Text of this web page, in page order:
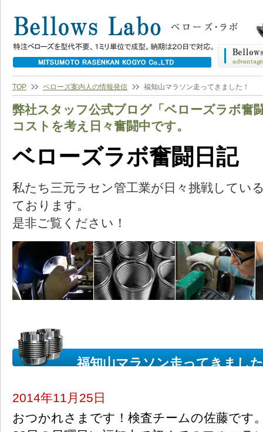
TOP ベローズ案内人の情報発信 福知山マラソン走ってきました！
弊社スタッフ公式ブログ「ベローズラボ奮
コストを考え日々奮闘中です。
ベローズラボ奮闘日記
私たち三元ラセン管工業が日々挑戦してい
ております。
是非ご覧ください！
福知山マラソン走ってきまし
2014年11月25日
おつかれさまです！検査チームの佐藤です